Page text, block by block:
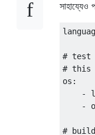
সাহায্যেও
# test
# this
os :
-
-
#